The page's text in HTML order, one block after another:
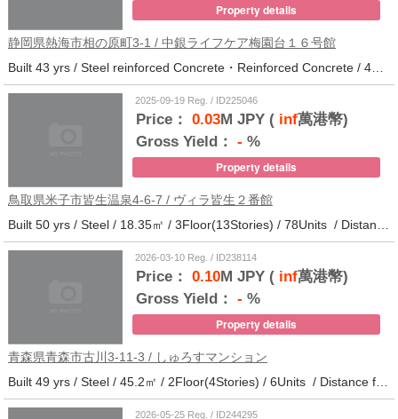
Property details
静岡県熱海市相の原町3-1 / 中銀ライフケア梅園台１６号館
Built 43 yrs / Steel reinforced Concrete・Reinforced Concrete / 44.37㎡ / 14Floor(14Stories) / 294Units / Distance from the station.25
2025-09-19 Reg. / ID225046
Price： 0.03M JPY (inf萬港幣)
Gross Yield： - %
Property details
鳥取県米子市皆生温泉4-6-7 / ヴィラ皆生２番館
Built 50 yrs / Steel / 18.35㎡ / 3Floor(13Stories) / 78Units / Distance from the station.
2026-03-10 Reg. / ID238114
Price： 0.10M JPY (inf萬港幣)
Gross Yield： - %
Property details
青森県青森市古川3-11-3 / しゅろすマンション
Built 49 yrs / Steel / 45.2㎡ / 2Floor(4Stories) / 6Units / Distance from the station.11
2026-05-25 Reg. / ID244295